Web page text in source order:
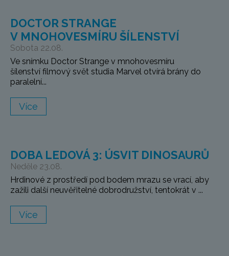
DOCTOR STRANGE
V MNOHOVESMÍRU ŠÍLENSTVÍ
Sobota 22.08.
Ve snímku Doctor Strange v mnohovesmíru
šílenství filmový svět studia Marvel otvírá brány do
paralelní...
Více
DOBA LEDOVÁ 3: ÚSVIT DINOSAURŮ
Neděle 23.08.
Hrdinové z prostředí pod bodem mrazu se vrací, aby
zažili další neuvěřitelné dobrodružství, tentokrát v ...
Více